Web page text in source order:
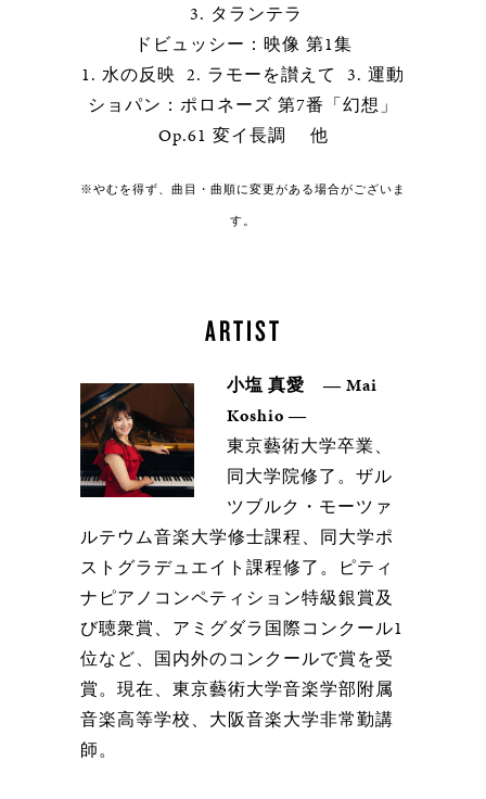
3. タランテラ
ドビュッシー：映像 第1集
1. 水の反映 2. ラモーを讃えて 3. 運動
ショパン：ポロネーズ 第7番「幻想」
Op.61 変イ長調 他
※やむを得ず、曲目・曲順に変更がある場合がございま
す。
ARTIST
小塩 真愛 ― Mai
Koshio ―
東京藝術大学卒業、
同大学院修了。ザル
ツブルク・モーツァ
ルテウム音楽大学修士課程、同大学ポ
ストグラデュエイト課程修了。ピティ
ナピアノコンペティション特級銀賞及
び聴衆賞、アミグダラ国際コンクール1
位など、国内外のコンクールで賞を受
賞。現在、東京藝術大学音楽学部附属
音楽高等学校、大阪音楽大学非常勤講
師。